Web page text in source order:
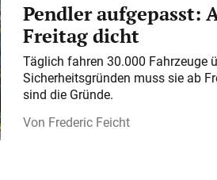
Pendler aufgepasst:
Freitag dicht
Täglich fahren 30.000 Fahrzeuge
Sicherheitsgründen muss sie ab
sind die Gründe.
Frederic Feicht